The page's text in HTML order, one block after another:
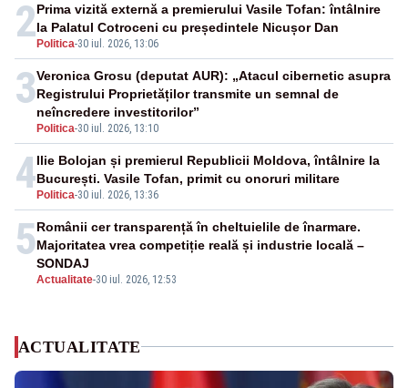
2Politica-30 iul. 2026, 13:06
Prima vizită externă a premierului Vasile Tofan: întâlnire
la Palatul Cotroceni cu președintele Nicușor Dan
3
Politica-30 iul. 2026, 13:10
Veronica Grosu (deputat AUR): „Atacul cibernetic asupra
Registrului Proprietăților transmite un semnal de
neîncredere investitorilor”
4Politica-30 iul. 2026, 13:36
Ilie Bolojan și premierul Republicii Moldova, întâlnire la
București. Vasile Tofan, primit cu onoruri militare
5
Actualitate-30 iul. 2026, 12:53
Românii cer transparență în cheltuielile de înarmare.
Majoritatea vrea competiție reală și industrie locală –
SONDAJ
ACTUALITATE